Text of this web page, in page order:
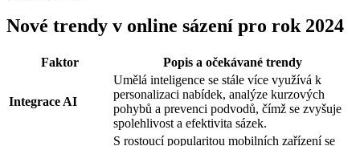
Nové trendy v online sázení pro rok 2024
Faktor Popis a očekávané trendy
Integrace AI
Umělá inteligence se stále více využívá k
personalizaci nabídek, analýze kurzových
pohybů a prevenci podvodů, čímž se zvyšuje
spolehlivost a efektivita sázek.
S rostoucí popularitou mobilních zařízení se